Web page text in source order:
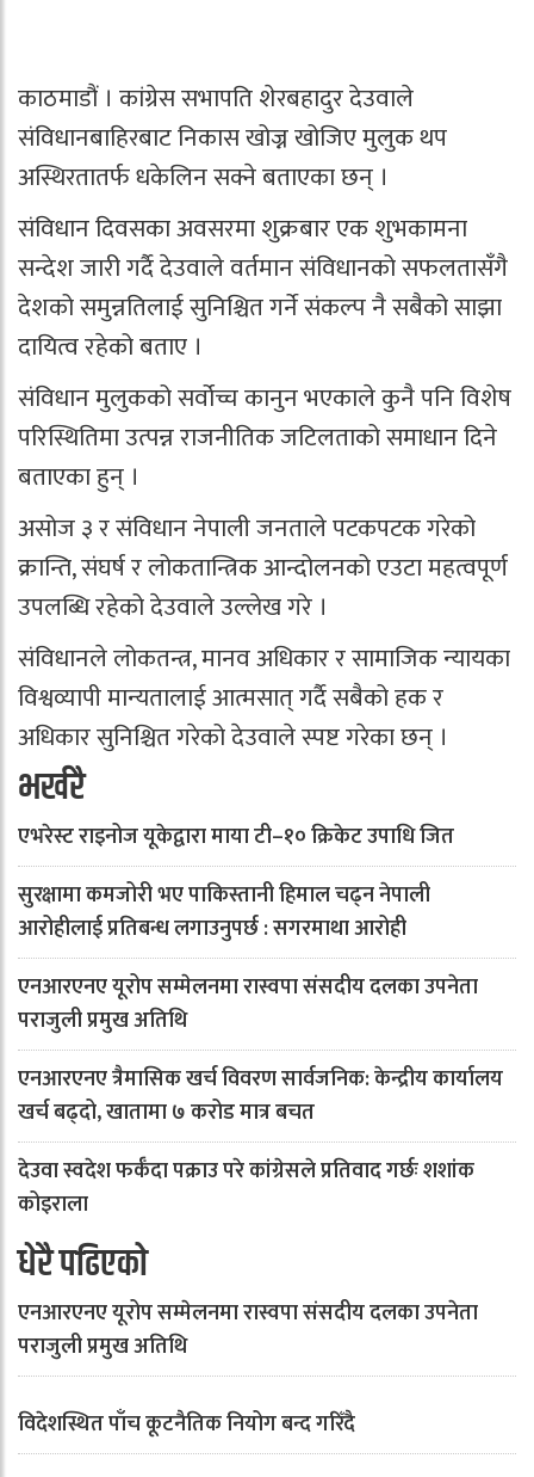
काठमाडौं । कांग्रेस सभापति शेरबहादुर देउवाले
संविधानबाहिरबाट निकास खोज्न खोजिए मुलुक थप
अस्थिरतातर्फ धकेलिन सक्ने बताएका छन् ।
संविधान दिवसका अवसरमा शुक्रबार एक शुभकामना
सन्देश जारी गर्दै देउवाले वर्तमान संविधानको सफलतासँगै
देशको समुन्नतिलाई सुनिश्चित गर्ने संकल्प नै सबैको साझा
दायित्व रहेको बताए ।
संविधान मुलुकको सर्वोच्च कानुन भएकाले कुनै पनि विशेष
परिस्थितिमा उत्पन्न राजनीतिक जटिलताको समाधान दिने
बताएका हुन् ।
असोज ३ र संविधान नेपाली जनताले पटकपटक गरेको
क्रान्ति, संघर्ष र लोकतान्त्रिक आन्दोलनको एउटा महत्वपूर्ण
उपलब्धि रहेको देउवाले उल्लेख गरे ।
संविधानले लोकतन्त्र, मानव अधिकार र सामाजिक न्यायका
विश्वव्यापी मान्यतालाई आत्मसात् गर्दै सबैको हक र
अधिकार सुनिश्चित गरेको देउवाले स्पष्ट गरेका छन् ।
भर्खरै
एभरेस्ट राइनोज यूकेद्वारा माया टी–१० क्रिकेट उपाधि जित
सुरक्षामा कमजोरी भए पाकिस्तानी हिमाल चढ्न नेपाली
आरोहीलाई प्रतिबन्ध लगाउनुपर्छ : सगरमाथा आरोही
एनआरएनए यूरोप सम्मेलनमा रास्वपा संसदीय दलका उपनेता
पराजुली प्रमुख अतिथि
एनआरएनए त्रैमासिक खर्च विवरण सार्वजनिक: केन्द्रीय कार्यालय
खर्च बढ्दो, खातामा ७ करोड मात्र बचत
देउवा स्वदेश फर्कँदा पक्राउ परे कांग्रेसले प्रतिवाद गर्छः शशांक
कोइराला
धेरै पढिएको
एनआरएनए यूरोप सम्मेलनमा रास्वपा संसदीय दलका उपनेता
पराजुली प्रमुख अतिथि
विदेशस्थित पाँच कूटनैतिक नियोग बन्द गरिँदै